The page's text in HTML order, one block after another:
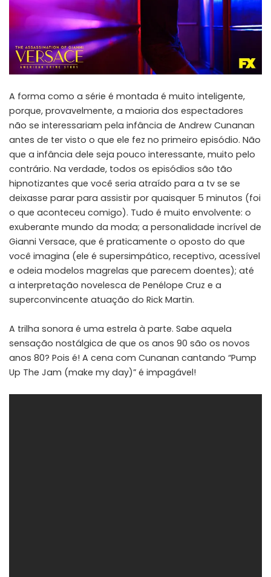
A forma como a série é montada é muito inteligente,
porque, provavelmente, a maioria dos espectadores
não se interessariam pela infância de Andrew Cunanan
antes de ter visto o que ele fez no primeiro episódio. Não
que a infância dele seja pouco interessante, muito pelo
contrário. Na verdade, todos os episódios são tão
hipnotizantes que você seria atraído para a tv se se
deixasse parar para assistir por quaisquer 5 minutos (foi
o que aconteceu comigo). Tudo é muito envolvente: o
exuberante mundo da moda; a personalidade incrível de
Gianni Versace, que é praticamente o oposto do que
você imagina (ele é supersimpático, receptivo, acessível
e odeia modelos magrelas que parecem doentes); até
a interpretação novelesca de Penélope Cruz e a
superconvincente atuação do Rick Martin.
A trilha sonora é uma estrela à parte. Sabe aquela
sensação nostálgica de que os anos 90 são os novos
anos 80? Pois é! A cena com Cunanan cantando “Pump
Up The Jam (make my day)” é impagável!